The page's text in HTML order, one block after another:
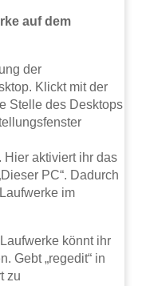
auf dem
der
Klickt mit der
Stelle des Desktops
Hier aktiviert ihr das
PC“. Dadurch
im
könnt ihr
Gebt „regedit“ in
zu